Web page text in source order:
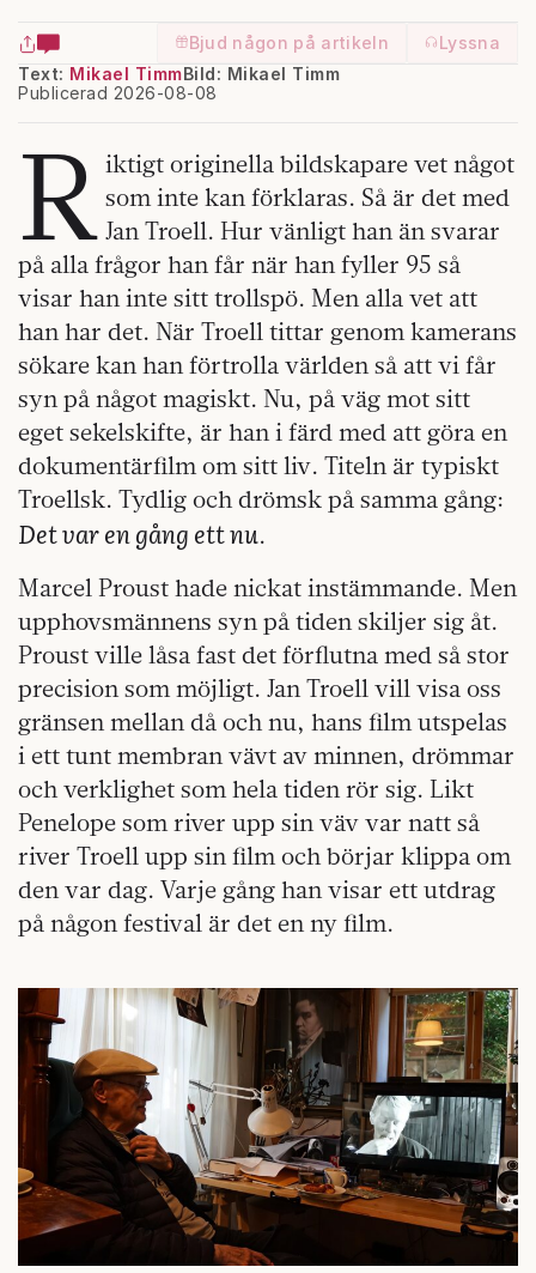
Bjud någon på artikeln
Lyssna
Text: Mikael Timm
Publicerad 2026-08-08
Bild: Mikael Timm
R iktigt originella bildskapare vet något
som inte kan förklaras. Så är det med
Jan Troell. Hur vänligt han än svarar
på alla frågor han får när han fyller 95 så
visar han inte sitt trollspö. Men alla vet att
han har det. När Troell tittar genom kamerans
sökare kan han förtrolla världen så att vi får
syn på något magiskt. Nu, på väg mot sitt
eget sekelskifte, är han i färd med att göra en
dokumentärfilm om sitt liv. Titeln är typiskt
Troellsk. Tydlig och drömsk på samma gång:
Det var en gång ett nu.
Marcel Proust hade nickat instämmande. Men
upphovsmännens syn på tiden skiljer sig åt.
Proust ville låsa fast det förflutna med så stor
precision som möjligt. Jan Troell vill visa oss
gränsen mellan då och nu, hans film utspelas
i ett tunt membran vävt av minnen, drömmar
och verklighet som hela tiden rör sig. Likt
Penelope som river upp sin väv var natt så
river Troell upp sin film och börjar klippa om
den var dag. Varje gång han visar ett utdrag
på någon festival är det en ny film.